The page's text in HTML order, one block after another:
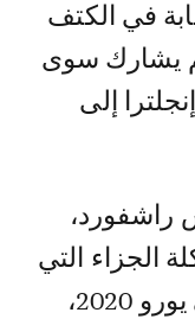
في الكتف
يشارك سوى
إلى
راشفورد،
الجزاء التي
أضاعها أمام إيطاليا في نهائي يورو 2020،